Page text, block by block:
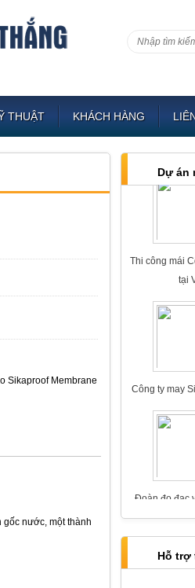
THUẬT KHÁCH HÀNG
Sikaproof Membrane
gốc nước, một thành
Dự án
Công trinh Thi
Hải
tại
Hỗ trợ